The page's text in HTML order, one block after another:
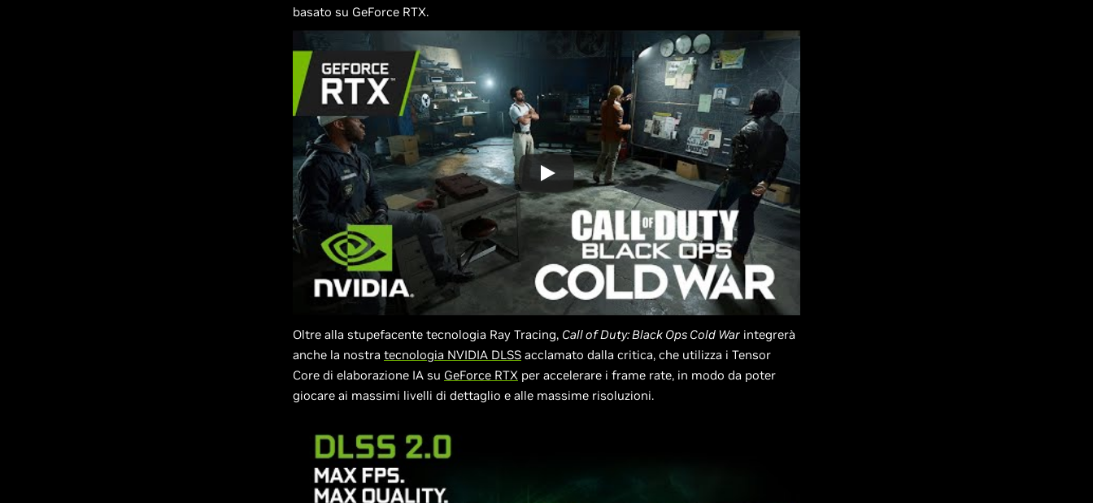
basato su GeForce RTX.
Oltre alla stupefacente tecnologia Ray Tracing, Call of Duty: Black Ops Cold War integrerà
anche la nostra tecnologia NVIDIA DLSS acclamato dalla critica, che utilizza i Tensor
Core di elaborazione IA su GeForce RTX per accelerare i frame rate, in modo da poter
giocare ai massimi livelli di dettaglio e alle massime risoluzioni.